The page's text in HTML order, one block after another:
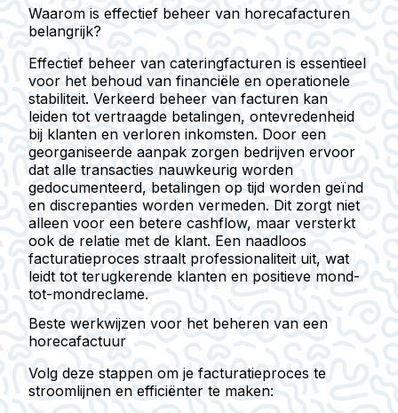
Waarom is effectief beheer van horecafacturen
belangrijk?
Effectief beheer van cateringfacturen is essentieel
voor het behoud van financiële en operationele
stabiliteit. Verkeerd beheer van facturen kan
leiden tot vertraagde betalingen, ontevredenheid
bij klanten en verloren inkomsten. Door een
georganiseerde aanpak zorgen bedrijven ervoor
dat alle transacties nauwkeurig worden
gedocumenteerd, betalingen op tijd worden geïnd
en discrepanties worden vermeden. Dit zorgt niet
alleen voor een betere cashflow, maar versterkt
ook de relatie met de klant. Een naadloos
facturatieproces straalt professionaliteit uit, wat
leidt tot terugkerende klanten en positieve mond-
tot-mondreclame.
Beste werkwijzen voor het beheren van een
horecafactuur
Volg deze stappen om je facturatieproces te
stroomlijnen en efficiënter te maken: